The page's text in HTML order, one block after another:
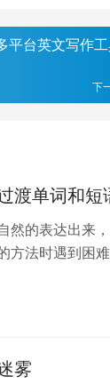
平台英文写作
下
渡单词和短
然的表达出来
方法时遇到困难
雾